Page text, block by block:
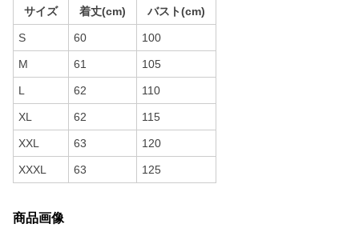
サイズ 着丈(cm) バスト(cm)
S 60 100
M 61 105
L 62 110
XL 62 115
XXL 63 120
XXXL 63 125
商品画像